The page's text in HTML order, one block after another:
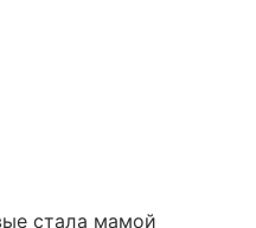
стала мамой